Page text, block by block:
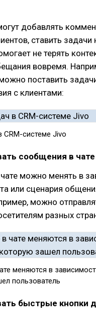
добавлять
ставить задачи
не терять
вовремя.
поставить
с клиентами:
системе Jivo
сообщения в чате
можно менять в
или сценария
можно
разных
меняются в
пользователь
быстрые кнопки